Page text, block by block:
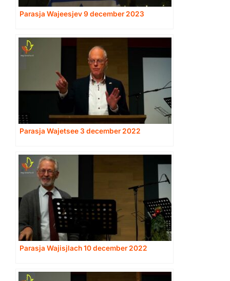
Parasja Wajeesjev 9 december 2023
Parasja Wajetsee 3 december 2022
Parasja Wajisjlach 10 december 2022